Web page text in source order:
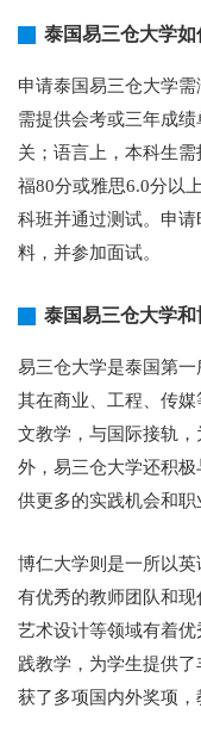
泰国易三仓大学如
申请泰国易三仓大学
需提供会考或三年成
关；语言上，本科生
福80分或雅思6.0分以
科班并通过测试。申
料，并参加面试。
泰国易三仓大学
易三仓大学是泰国第
其在商业、工程、传
文教学，与国际接轨
外，易三仓大学还积
供更多的实践机会和职
博仁大学则是一所以
有优秀的教师团队和现
艺术设计等领域有着
践教学，为学生提供
获了多项国内外奖项，